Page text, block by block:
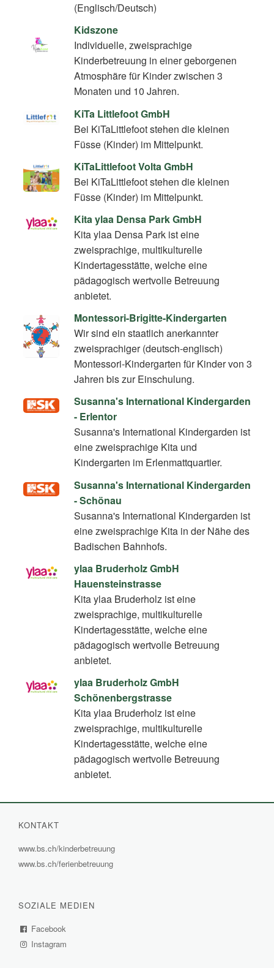
(Englisch/Deutsch)
Kidszone
Individuelle, zweisprachige
Kinderbetreuung in einer geborgenen
Atmosphäre für Kinder zwischen 3
Monaten und 10 Jahren.
KiTa Littlefoot GmbH
Bei KiTaLittlefoot stehen die kleinen
Füsse (Kinder) im Mittelpunkt.
KiTaLittlefoot Volta GmbH
Bei KiTaLittlefoot stehen die kleinen
Füsse (Kinder) im Mittelpunkt.
Kita ylaa Densa Park GmbH
Kita ylaa Densa Park ist eine
zweisprachige, multikulturelle
Kindertagesstätte, welche eine
pädagogisch wertvolle Betreuung
anbietet.
Montessori-Brigitte-Kindergarten
Wir sind ein staatlich anerkannter
zweisprachiger (deutsch-englisch)
Montessori-Kindergarten für Kinder von 3
Jahren bis zur Einschulung.
Susanna's International Kindergarden
- Erlentor
Susanna's International Kindergarden ist
eine zweisprachige Kita und
Kindergarten im Erlenmattquartier.
Susanna's International Kindergarden
- Schönau
Susanna's International Kindergarden ist
eine zweisprachige Kita in der Nähe des
Badischen Bahnhofs.
ylaa Bruderholz GmbH
Hauensteinstrasse
Kita ylaa Bruderholz ist eine
zweisprachige, multikulturelle
Kindertagesstätte, welche eine
pädagogisch wertvolle Betreuung
anbietet.
ylaa Bruderholz GmbH
Schönenbergstrasse
Kita ylaa Bruderholz ist eine
zweisprachige, multikulturelle
Kindertagesstätte, welche eine
pädagogisch wertvolle Betreuung
anbietet.
KONTAKT
www.bs.ch/kinderbetreuung
www.bs.ch/ferienbetreuung
SOZIALE MEDIEN
Facebook
Instagram